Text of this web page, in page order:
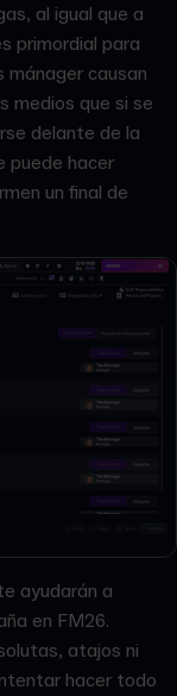
al igual que a
primordial para
mánager causan
medios que si se
delante de la
puede hacer
un final de
ayudarán a
en FM26.
atajos ni
hacer todo